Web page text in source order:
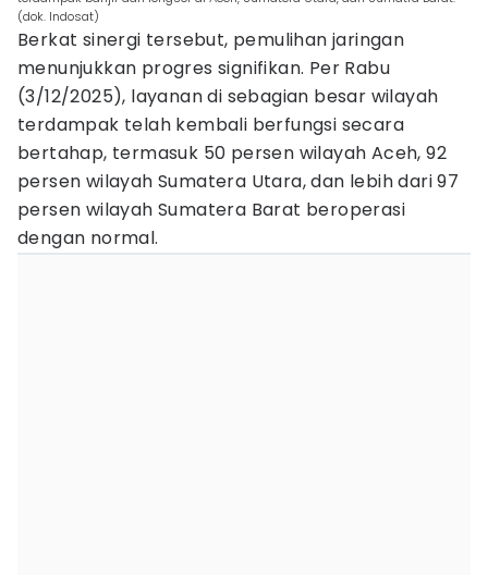
(dok. Indosat)
Berkat sinergi tersebut, pemulihan jaringan
menunjukkan progres signifikan. Per Rabu
(3/12/2025), layanan di sebagian besar wilayah
terdampak telah kembali berfungsi secara
bertahap, termasuk 50 persen wilayah Aceh, 92
persen wilayah Sumatera Utara, dan lebih dari 97
persen wilayah Sumatera Barat beroperasi
dengan normal.